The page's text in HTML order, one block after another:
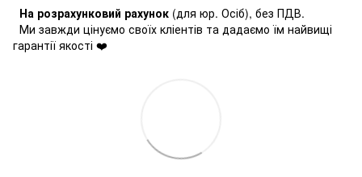
На розрахунковий рахунок (для юр. Осіб), без ПДВ.
Ми завжди цінуємо своїх кліентів та дадаємо їм найвищі
гарантії якості ❤️